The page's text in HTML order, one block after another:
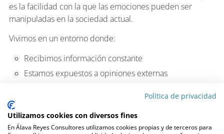
es la facilidad con la que las emociones pueden ser
manipuladas en la sociedad actual.
Vivimos en un entorno donde:
Recibimos información constante
Estamos expuestos a opiniones externas
Esto puede llevarnos a tomar decisiones poco adecuadas
Política de privacidad
Utilizamos cookies con diversos fines
En Álava Reyes Consultores utilizamos cookies propias y de terceros para